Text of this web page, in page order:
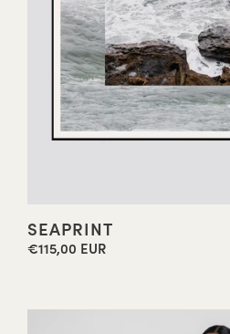
SEAPRINT
Precio
€115,00 EUR